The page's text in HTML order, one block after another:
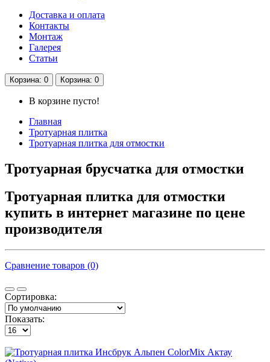
Доставка и оплата
Контакты
Монтаж
Галерея
Статьи
Корзина: 0 Корзина: 0
В корзине пусто!
Главная
Тротуарная плитка
Тротуарная плитка для отмостки
Тротуарная брусчатка для отмостки
Тротуарная плитка для отмостки
купить в интернет магазине по цене
производителя
Сравнение товаров (0)
Сортировка:
Показать: